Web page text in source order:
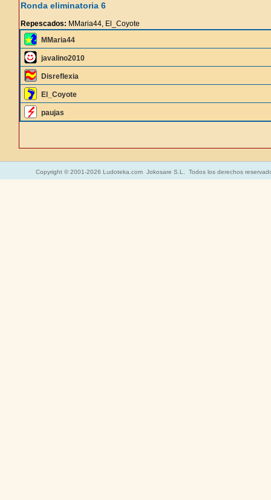
Ronda eliminatoria 6
Repescados: MMaria44, El_Coyote
MMaria44
javalino2010
Disreflexia
El_Coyote
paujas
Copyright © 2001-2026 Ludoteka.com Jokosare S.L. Todos los derechos